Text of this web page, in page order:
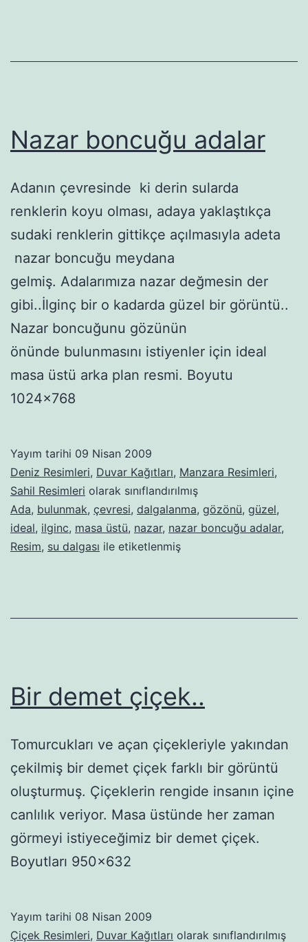
Nazar boncuğu adalar
Adanın çevresinde ki derin sularda
renklerin koyu olması, adaya yaklaştıkça
sudaki renklerin gittikçe açılmasıyla adeta
nazar boncuğu meydana
gelmiş. Adalarımıza nazar değmesin der
gibi..İlginç bir o kadarda güzel bir görüntü..
Nazar boncuğunu gözünün
önünde bulunmasını istiyenler için ideal
masa üstü arka plan resmi. Boyutu
1024×768
Yayım tarihi 09 Nisan 2009
Deniz Resimleri, Duvar Kağıtları, Manzara Resimleri,
Sahil Resimleri olarak sınıflandırılmış
Ada, bulunmak, çevresi, dalgalanma, gözönü, güzel,
ideal, ilginc, masa üstü, nazar, nazar boncuğu adalar,
Resim, su dalgası ile etiketlenmiş
Bir demet çiçek..
Tomurcukları ve açan çiçekleriyle yakından
çekilmiş bir demet çiçek farklı bir görüntü
oluşturmuş. Çiçeklerin rengide insanın içine
canlılık veriyor. Masa üstünde her zaman
görmeyi istiyeceğimiz bir demet çiçek.
Boyutları 950×632
Yayım tarihi 08 Nisan 2009
Çiçek Resimleri, Duvar Kağıtları olarak sınıflandırılmış